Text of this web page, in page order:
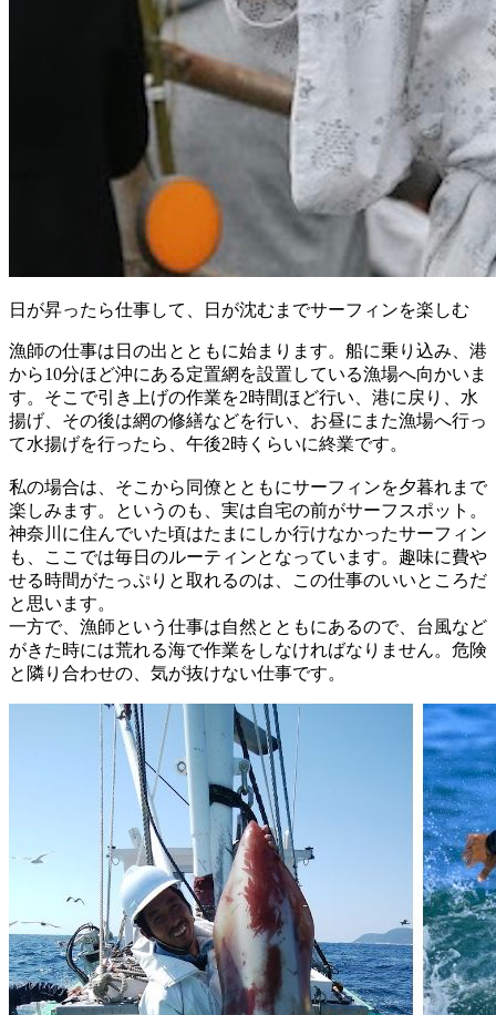
日が昇ったら仕事して、日が沈むまでサーフィンを楽しむ
漁師の仕事は日の出とともに始まります。船に乗り込み、港
から10分ほど沖にある定置網を設置している漁場へ向かいま
す。そこで引き上げの作業を2時間ほど行い、港に戻り、水
揚げ、その後は網の修繕などを行い、お昼にまた漁場へ行っ
て水揚げを行ったら、午後2時くらいに終業です。
私の場合は、そこから同僚とともにサーフィンを夕暮れまで
楽しみます。というのも、実は自宅の前がサーフスポット。
神奈川に住んでいた頃はたまにしか行けなかったサーフィン
も、ここでは毎日のルーティンとなっています。趣味に費や
せる時間がたっぷりと取れるのは、この仕事のいいところだ
と思います。
一方で、漁師という仕事は自然とともにあるので、台風など
がきた時には荒れる海で作業をしなければなりません。危険
と隣り合わせの、気が抜けない仕事です。